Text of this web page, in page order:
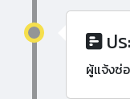
ป
ผู้แจ้งซ่